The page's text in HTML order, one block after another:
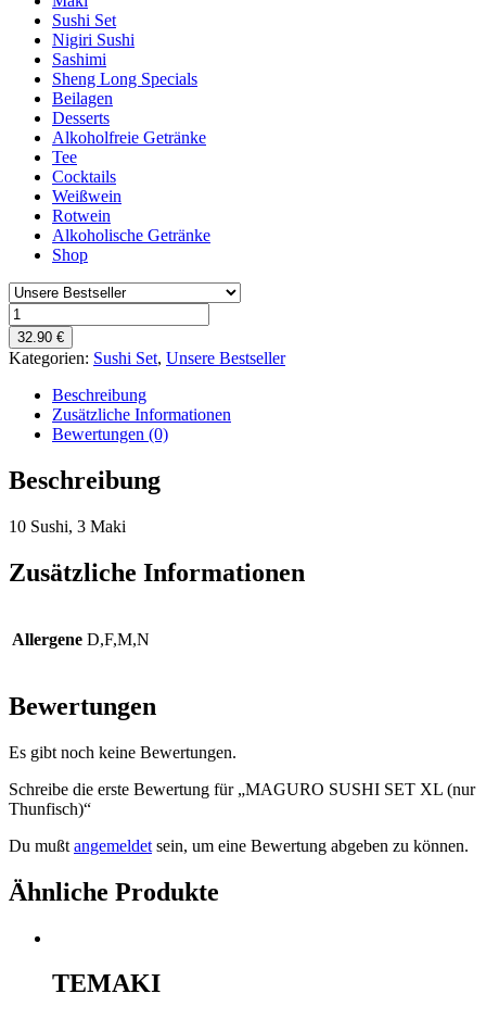
Sushi Set
Nigiri Sushi
Sashimi
Sheng Long Specials
Beilagen
Desserts
Alkoholfreie Getränke
Tee
Cocktails
Weißwein
Rotwein
Alkoholische Getränke
Shop
MAGURO
SUSHI
SET
XL
(nur
Thunfisch)
Menge
32.90 €
Kategorien: Sushi Set, Unsere Bestseller
Beschreibung
Zusätzliche Informationen
Bewertungen (0)
Beschreibung
10 Sushi, 3 Maki
Zusätzliche Informationen
Allergene D,F,M,N
Bewertungen
Es gibt noch keine Bewertungen.
Schreibe die erste Bewertung für „MAGURO SUSHI SET XL (nur
Thunfisch)“
Du mußt angemeldet sein, um eine Bewertung abgeben zu können.
Ähnliche Produkte
TEMAKI